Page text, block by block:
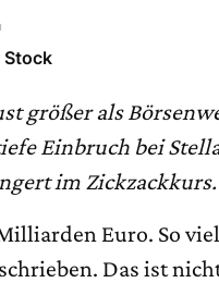
Stock
größer als
Einbruch bei
im Zickzackkurs.
Euro. So
Das ist